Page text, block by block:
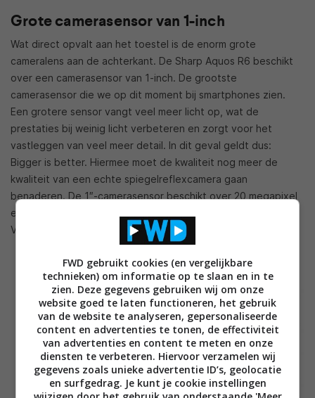
Grote camerasensor van 1-inch
Wat direct opvalt aan het toestel is de enorm grote
cameralens aan de achterkant. De Sharp Aquos R6 beschikt
over een camerasensor van 1-inch. De grootste
camerasensor die we op dit moment bij smartphones zien.
Een grotere sensor vangt veel meer licht op, wat de
prestaties bij weinig licht verbeteren en zorgt voor het
vastleggen van veel meer detail. In dit geval geldt dus:
Bigger is better. Hiermee moet de kwaliteit nog meer de
kwaliteit van een echte spiegelreflexcamera gaan
benaderen. De 1″-camerasensor beschikt over 20 megapixel
en Sharp heeft samengewerkt met Leica voor de f/1.9-lens.
Voorop vinden we een camera van 13-megapixel (f/2.3).
FWD gebruikt cookies (en vergelijkbare
technieken) om informatie op te slaan en in te
zien. Deze gegevens gebruiken wij om onze
website goed te laten functioneren, het gebruik
van de website te analyseren, gepersonaliseerde
content en advertenties te tonen, de effectiviteit
van advertenties en content te meten en onze
diensten te verbeteren. Hiervoor verzamelen wij
gegevens zoals unieke advertentie ID’s, geolocatie
en surfgedrag. Je kunt je cookie instellingen